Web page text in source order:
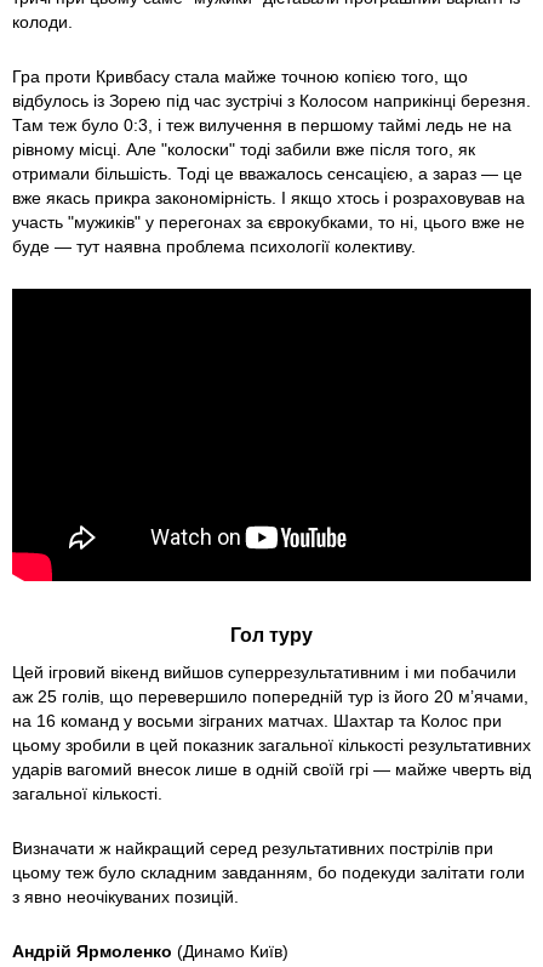
колоди.
Гра проти Кривбасу стала майже точною копією того, що
відбулось із Зорею під час зустрічі з Колосом наприкінці березня.
Там теж було 0:3, і теж вилучення в першому таймі ледь не на
рівному місці. Але "колоски" тоді забили вже після того, як
отримали більшість. Тоді це вважалось сенсацією, а зараз — це
вже якась прикра закономірність. І якщо хтось і розраховував на
участь "мужиків" у перегонах за єврокубками, то ні, цього вже не
буде — тут наявна проблема психології колективу.
Гол туру
Цей ігровий вікенд вийшов суперрезультативним і ми побачили
аж 25 голів, що перевершило попередній тур із його 20 м’ячами,
на 16 команд у восьми зіграних матчах. Шахтар та Колос при
цьому зробили в цей показник загальної кількості результативних
ударів вагомий внесок лише в одній своїй грі — майже чверть від
загальної кількості.
Визначати ж найкращий серед результативних пострілів при
цьому теж було складним завданням, бо подекуди залітати голи
з явно неочікуваних позицій.
Андрій Ярмоленко (Динамо Київ)